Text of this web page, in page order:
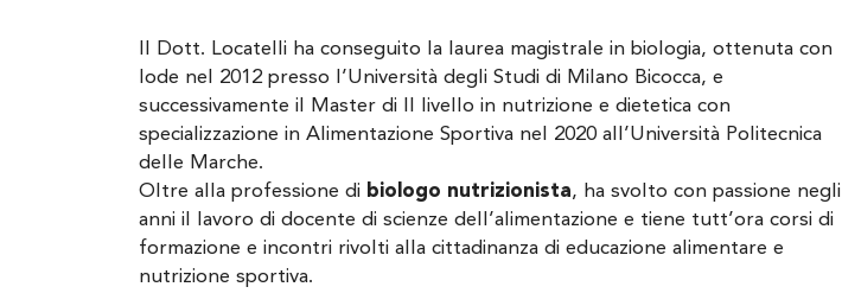
Il Dott. Locatelli ha conseguito la laurea magistrale in biologia, ottenuta con
lode nel 2012 presso l’Università degli Studi di Milano Bicocca, e
successivamente il Master di II livello in nutrizione e dietetica con
specializzazione in Alimentazione Sportiva nel 2020 all’Università Politecnica
delle Marche.
Oltre alla professione di biologo nutrizionista, ha svolto con passione negli
anni il lavoro di docente di scienze dell’alimentazione e tiene tutt’ora corsi di
formazione e incontri rivolti alla cittadinanza di educazione alimentare e
nutrizione sportiva.